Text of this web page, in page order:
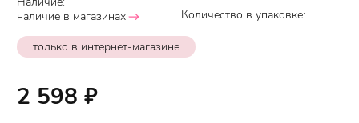
наличие в магазинах
Количество в упаковке:
только в интернет-магазине
2 598 ₽